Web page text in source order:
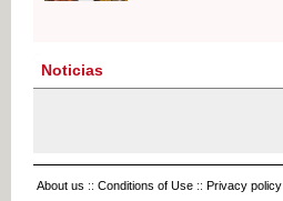
Noticias
About us :: Conditions of Use :: Privacy policy